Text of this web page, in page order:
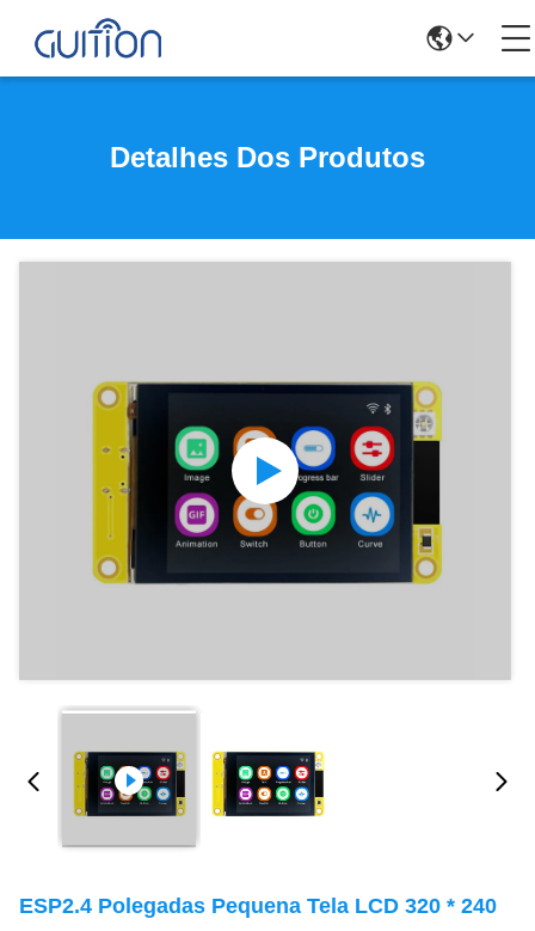
Detalhes Dos Produtos
ESP2.4 Polegadas Pequena Tela LCD 320 * 240